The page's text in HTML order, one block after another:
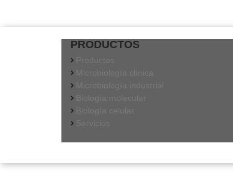
PRODUCTOS
Productos
Microbiología clínica
Microbiología industrial
Biología molecular
Biología celular
Servicios